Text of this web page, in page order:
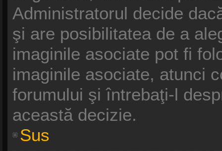
Administratorul decide
şi are posibilitatea de a
imaginile asociate pot fi
imaginile asociate, atunci
forumului şi întrebaţi-l
această decizie.
Sus